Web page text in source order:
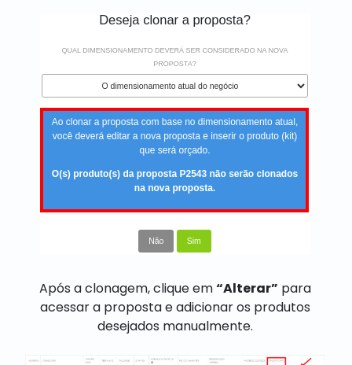
Após a clonagem, clique em“Alterar” para
acessar a proposta e adicionar os produtos
desejados manualmente.